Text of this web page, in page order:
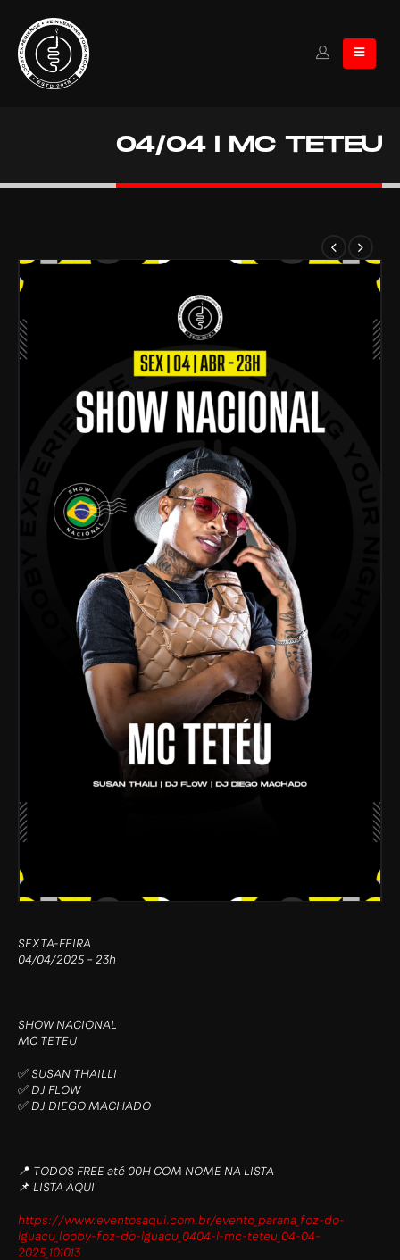
04/04 I MC TETEU
SEXTA-FEIRA
04/04/2025 – 23h
SHOW NACIONAL
MC TETEU
✅ SUSAN THAILLI
✅ DJ FLOW
✅ DJ DIEGO MACHADO
📍 TODOS FREE até 00H COM NOME NA LISTA
📌 LISTA AQUI
https://www.eventosaqui.com.br/evento_parana_foz-do-
iguacu_looby-foz-do-iguacu_0404-i-mc-teteu_04-04-
2025_101013